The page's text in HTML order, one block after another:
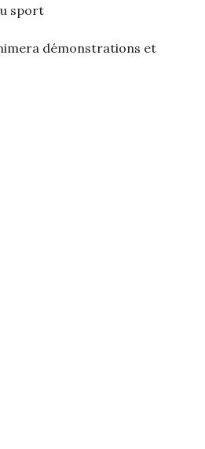
sport
démonstrations et